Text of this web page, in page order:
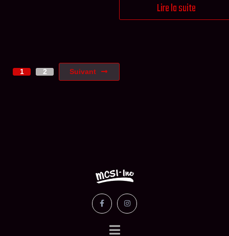
Lire la suite
1 2 Suivant